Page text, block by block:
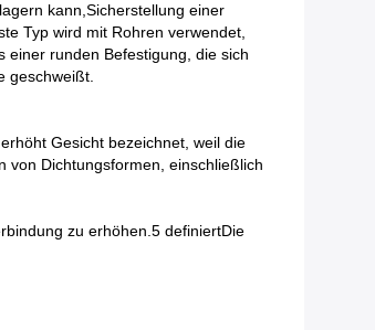
kann,Sicherstellung einer
Typ wird mit Rohren verwendet,
einer runden Befestigung, die sich
geschweißt.
Gesicht bezeichnet, weil die
von Dichtungsformen, einschließlich
zu erhöhen.5 definiertDie